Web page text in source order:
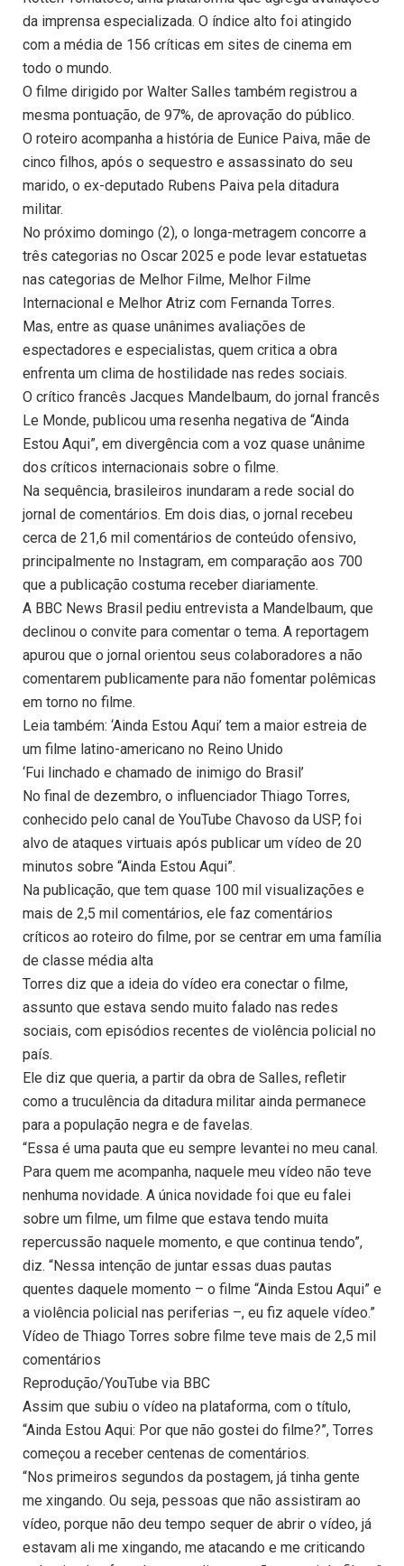
da imprensa especializada. O índice alto foi atingido
com a média de 156 críticas em sites de cinema em
todo o mundo.
O filme dirigido por Walter Salles também registrou a
mesma pontuação, de 97%, de aprovação do público.
O roteiro acompanha a história de Eunice Paiva, mãe de
cinco filhos, após o sequestro e assassinato do seu
marido, o ex-deputado Rubens Paiva pela ditadura
militar.
No próximo domingo (2), o longa-metragem concorre a
três categorias no Oscar 2025 e pode levar estatuetas
nas categorias de Melhor Filme, Melhor Filme
Internacional e Melhor Atriz com Fernanda Torres.
Mas, entre as quase unânimes avaliações de
espectadores e especialistas, quem critica a obra
enfrenta um clima de hostilidade nas redes sociais.
O crítico francês Jacques Mandelbaum, do jornal francês
Le Monde, publicou uma resenha negativa de “Ainda
Estou Aqui”, em divergência com a voz quase unânime
dos críticos internacionais sobre o filme.
Na sequência, brasileiros inundaram a rede social do
jornal de comentários. Em dois dias, o jornal recebeu
cerca de 21,6 mil comentários de conteúdo ofensivo,
principalmente no Instagram, em comparação aos 700
que a publicação costuma receber diariamente.
A BBC News Brasil pediu entrevista a Mandelbaum, que
declinou o convite para comentar o tema. A reportagem
apurou que o jornal orientou seus colaboradores a não
comentarem publicamente para não fomentar polêmicas
em torno no filme.
Leia também: ‘Ainda Estou Aqui’ tem a maior estreia de
um filme latino-americano no Reino Unido
‘Fui linchado e chamado de inimigo do Brasil’
No final de dezembro, o influenciador Thiago Torres,
conhecido pelo canal de YouTube Chavoso da USP, foi
alvo de ataques virtuais após publicar um vídeo de 20
minutos sobre “Ainda Estou Aqui”.
Na publicação, que tem quase 100 mil visualizações e
mais de 2,5 mil comentários, ele faz comentários
críticos ao roteiro do filme, por se centrar em uma família
de classe média alta
Torres diz que a ideia do vídeo era conectar o filme,
assunto que estava sendo muito falado nas redes
sociais, com episódios recentes de violência policial no
país.
Ele diz que queria, a partir da obra de Salles, refletir
como a truculência da ditadura militar ainda permanece
para a população negra e de favelas.
“Essa é uma pauta que eu sempre levantei no meu canal.
Para quem me acompanha, naquele meu vídeo não teve
nenhuma novidade. A única novidade foi que eu falei
sobre um filme, um filme que estava tendo muita
repercussão naquele momento, e que continua tendo”,
diz. “Nessa intenção de juntar essas duas pautas
quentes daquele momento – o filme “Ainda Estou Aqui” e
a violência policial nas periferias –, eu fiz aquele vídeo.”
Vídeo de Thiago Torres sobre filme teve mais de 2,5 mil
comentários
Reprodução/YouTube via BBC
Assim que subiu o vídeo na plataforma, com o título,
“Ainda Estou Aqui: Por que não gostei do filme?”, Torres
começou a receber centenas de comentários.
“Nos primeiros segundos da postagem, já tinha gente
me xingando. Ou seja, pessoas que não assistiram ao
vídeo, porque não deu tempo sequer de abrir o vídeo, já
estavam ali me xingando, me atacando e me criticando